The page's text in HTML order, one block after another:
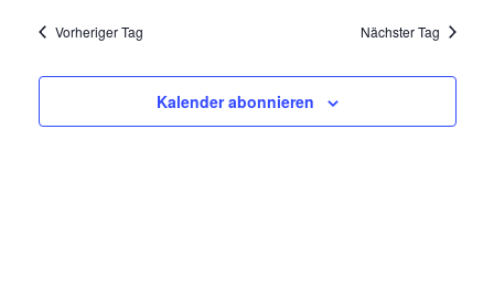
Vorheriger Tag Nächster Tag
Kalender abonnieren